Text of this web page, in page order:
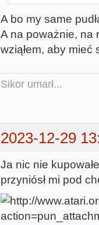
A bo my same
A na poważnie, na
wziąłem, aby mieć
Sikor umarł...
2023-12-29
Ja nic nie
przyniósł mi pod